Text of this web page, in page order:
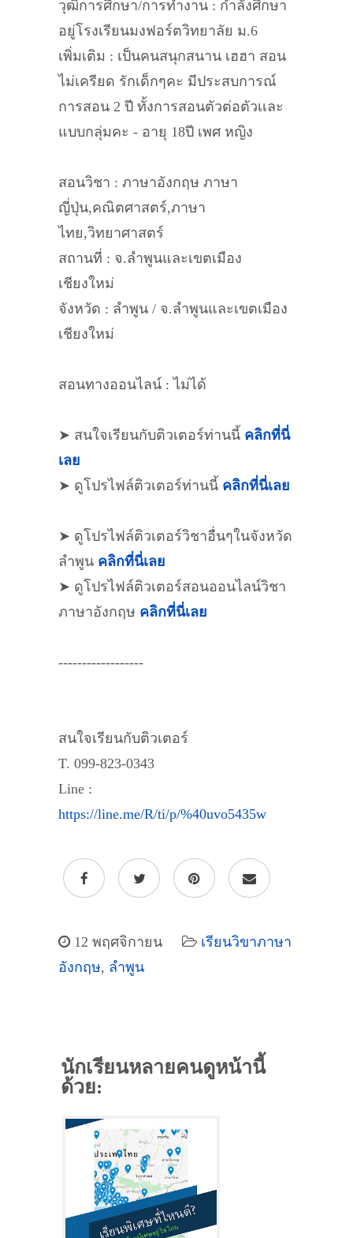
วุฒิการศึกษา/การทำงาน : กำลังศึกษา
อยู่โรงเรียนมงฟอร์ตวิทยาลัย ม.6
เพิ่มเติม : เป็นคนสนุกสนาน เฮฮา สอน
ไม่เครียด รักเด็กๆคะ มีประสบการณ์
การสอน 2 ปี ทั้งการสอนตัวต่อตัวเเละ
แบบกลุ่มคะ - อายุ 18ปี เพศ หญิง
สอนวิชา : ภาษาอังกฤษ ภาษา
ญี่ปุ่น,คณิตศาสตร์,ภาษา
ไทย,วิทยาศาสตร์
สถานที่ : จ.ลำพูนและเขตเมือง
เชียงใหม่
จังหวัด : ลำพูน / จ.ลำพูนและเขตเมือง
เชียงใหม่
สอนทางออนไลน์ : ไม่ได้
➤ สนใจเรียนกับติวเตอร์ท่านนี้ คลิกที่นี่
เลย
➤ ดูโปรไฟล์ติวเตอร์ท่านนี้ คลิกที่นี่เลย
➤ ดูโปรไฟล์ติวเตอร์วิชาอื่นๆในจังหวัด
ลำพูน คลิกที่นี่เลย
➤ ดูโปรไฟล์ติวเตอร์สอนออนไลน์วิชา
ภาษาอังกฤษ คลิกที่นี่เลย
------------------
สนใจเรียนกับติวเตอร์
T. 099-823-0343
Line :
https://line.me/R/ti/p/%40uvo5435w
12 พฤศจิกายน
เรียนวิขาภาษา
อังกฤษ, ลำพูน
นักเรียนหลายคนดูหน้านี้
ด้วย: